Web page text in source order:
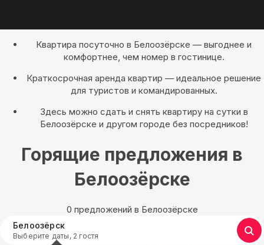
Квартира посуточно в Белоозёрске — выгоднее и
комфортнее, чем номер в гостинице.
Краткосрочная аренда квартир — идеальное решение
для туристов и командированных.
Здесь можно сдать и снять квартиру на сутки в
Белоозёрске и другом городе без посредников!
Горящие предложения в
Белоозёрске
0 предложений в Белоозёрске
Белоозёрск
Выберите даты, 2 гостя